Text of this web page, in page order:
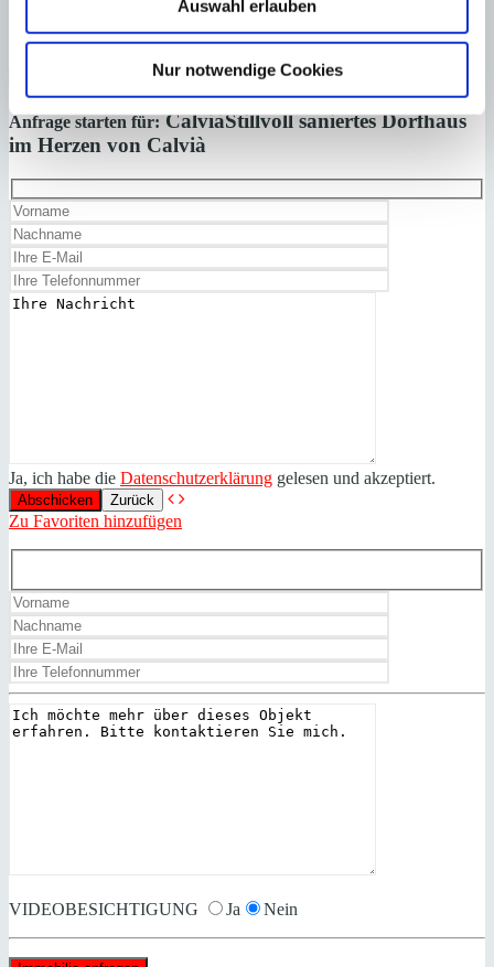
Auswahl erlauben
Nur notwendige Cookies
Minkner & Bonitz herunter.
Auf 124 Seiten finden Sie die aktuellen Immobilien-Angebote.
Anfrage starten für: CalviàStillvoll saniertes Dorfhaus
im Herzen von Calvià
Ja, ich habe die Datenschutzerklärung gelesen und akzeptiert.
Zurück
Zu Favoriten hinzufügen
VIDEOBESICHTIGUNG Ja Nein